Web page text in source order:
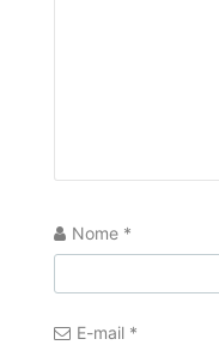
Nome *
E-mail *